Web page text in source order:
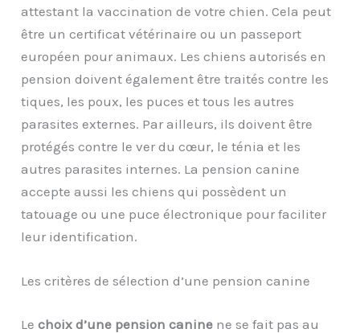
attestant la vaccination de votre chien. Cela peut
être un certificat vétérinaire ou un passeport
européen pour animaux. Les chiens autorisés en
pension doivent également être traités contre les
tiques, les poux, les puces et tous les autres
parasites externes. Par ailleurs, ils doivent être
protégés contre le ver du cœur, le ténia et les
autres parasites internes. La pension canine
accepte aussi les chiens qui possèdent un
tatouage ou une puce électronique pour faciliter
leur identification.
Les critères de sélection d’une pension canine
Lechoix d’une pension canine ne se fait pas au